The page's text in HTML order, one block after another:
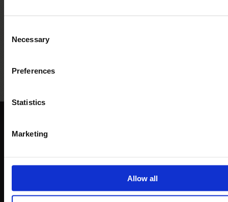
Selection
Necessary
Preferences
Statistics
Marketing
Allow all
reception@campeggioetruria.net